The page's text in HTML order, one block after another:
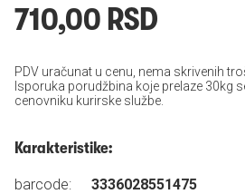
710,00 RSD
PDV uračunat u cenu, nema skrivenih
Isporuka porudžbina koje prelaze 30kg
cenovniku kurirske službe.
Karakteristike:
barcode:
3336028551475